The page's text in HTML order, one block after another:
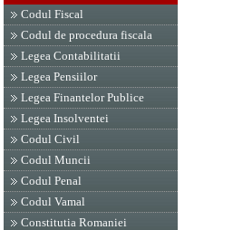
Codul Fiscal
Codul de procedura fiscala
Legea Contabilitatii
Legea Pensiilor
Legea Finantelor Publice
Legea Insolventei
Codul Civil
Codul Muncii
Codul Penal
Codul Vamal
Constitutia Romaniei